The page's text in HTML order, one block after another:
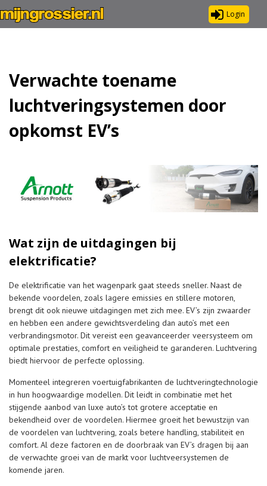
Login
Verwachte toename
luchtveringsystemen door
opkomst EV’s
Wat zijn de uitdagingen bij
elektrificatie?
De elektrificatie van het wagenpark gaat steeds sneller. Naast de
bekende voordelen, zoals lagere emissies en stillere motoren,
brengt dit ook nieuwe uitdagingen met zich mee. EV’s zijn zwaarder
en hebben een andere gewichtsverdeling dan auto’s met een
verbrandingsmotor. Dit vereist een geavanceerder veersysteem om
optimale prestaties, comfort en veiligheid te garanderen. Luchtvering
biedt hiervoor de perfecte oplossing.
Momenteel integreren voertuigfabrikanten de luchtveringtechnologie
in hun hoogwaardige modellen. Dit leidt in combinatie met het
stijgende aanbod van luxe auto’s tot grotere acceptatie en
bekendheid over de voordelen. Hiermee groeit het bewustzijn van
de voordelen van luchtvering, zoals betere handling, stabiliteit en
comfort. Al deze factoren en de doorbraak van EV’s dragen bij aan
de verwachte groei van de markt voor luchtveersystemen de
komende jaren.